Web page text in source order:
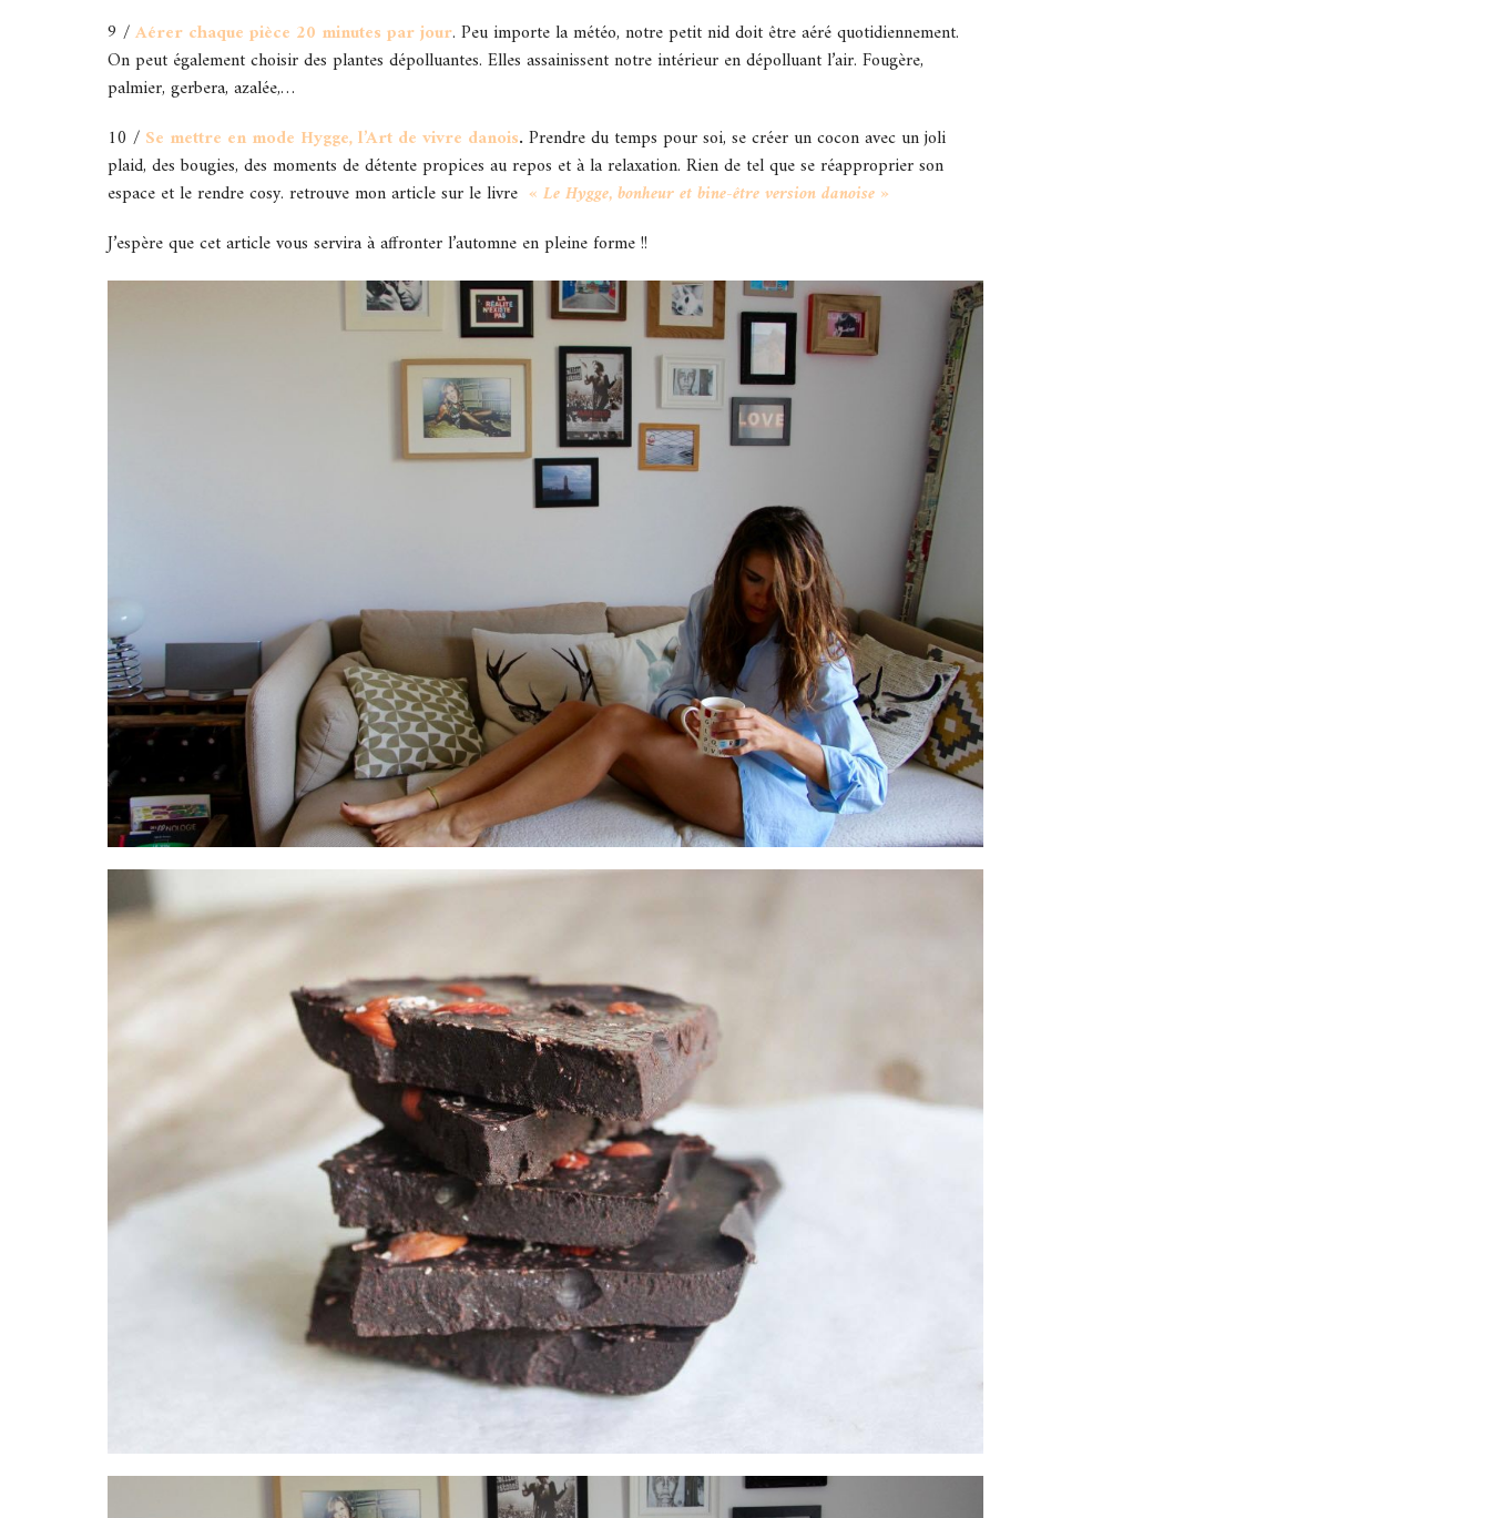
9 /Aérer chaque pièce 20 minutes par jour. Peu importe la météo, notre petit nid doit être aéré quotidiennement.
On peut également choisir des plantes dépolluantes. Elles assainissent notre intérieur en dépolluant l’air. Fougère,
palmier, gerbera, azalée,…
10 / Se mettre en mode Hygge, l’Art de vivre danois. Prendre du temps pour soi, se créer un cocon avec un joli
plaid, des bougies, des moments de détente propices au repos et à la relaxation. Rien de tel que se réapproprier son
espace et le rendre cosy. retrouve mon article sur le livre « Le Hygge, bonheur et bine-être version danoise »
J’espère que cet article vous servira à affronter l’automne en pleine forme !!